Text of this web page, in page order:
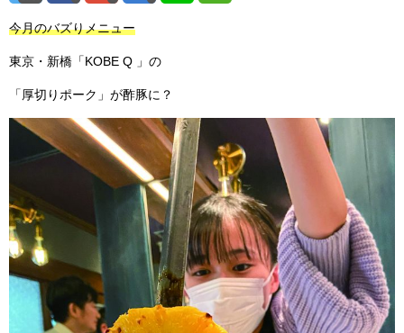
今月のバズりメニュー
東京・新橋「KOBE Q 」の
「厚切りポーク」が酢豚に？